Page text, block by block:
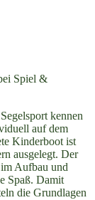
Spiel &
kennen
auf dem
Kinderboot ist
ausgelegt. Der
Aufbau und
Spaß. Damit
die Grundlagen